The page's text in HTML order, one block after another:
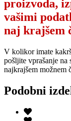
proizvoda,
vašimi
naj krajšem
V kolikor imate
pošljite vprašanje
najkrajšem možnem
Podobni